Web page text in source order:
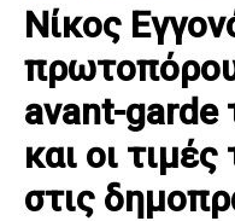
Νίκος
avant-garde
και οι
στις